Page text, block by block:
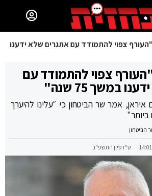
צפוי להתמודד עם אתגרים שלא ידענו
צפוי להתמודד עם
במשך 75 שנה"
אמר שר הביטחון כי ״עלינו להיערך
הביטחון
14:01 ט"ז סיון התשפ"ג